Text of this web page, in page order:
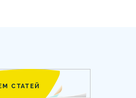
СТАТЕЙ